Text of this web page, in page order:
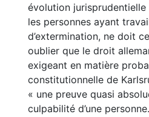
évolution
les personnes ayant travaillé dans les camps
d’extermination, ne doit
oublier que le droit
exigeant en matière
constitutionnelle de
« une preuve quasi
culpabilité d’une